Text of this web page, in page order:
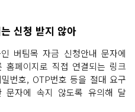
신청 받지 않아
버팀목 자금 신청안내 문자에
페이지로 직접 연결되는 링크
번호, OTP번호 등을 절대 요구
문자에 속지 않도록 유의해 달